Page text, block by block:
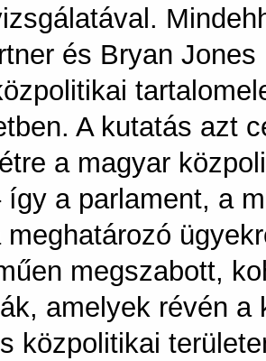
és Bryan
A kutatás azt
a magyar
így a parlament, a
meghatározó
megszabott,
amelyek révén
közpolitikai